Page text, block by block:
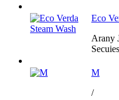
Eco
Arany
M
/